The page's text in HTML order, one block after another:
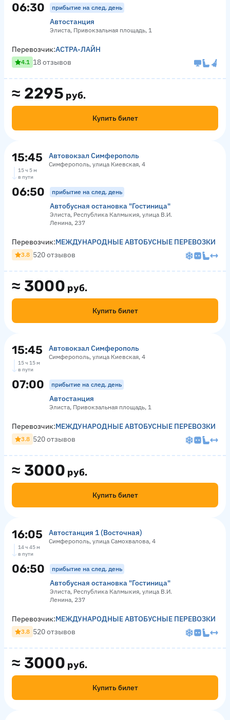
06:30 прибытие на след. день
Автостанция
Элиста, Привокзальная площадь, 1
≈ 2295 руб.
Купить билет
Перевозчик:АСТРА-ЛАЙН
4.1 18 отзывов
15:45 Автовокзал Симферополь
Симферополь, улица Киевская, 4
15 ч 5 м
в пути
06:50 прибытие на след. день
Автобусная остановка "Гостиница"
Элиста, Республика Калмыкия, улица В.И.
Ленина, 237
≈ 3000 руб.
Купить билет
Перевозчик:МЕЖДУНАРОДНЫЕ АВТОБУСНЫЕ ПЕРЕВОЗКИ
3.8 520 отзывов
15:45 Автовокзал Симферополь
Симферополь, улица Киевская, 4
15 ч 15 м
в пути
07:00 прибытие на след. день
Автостанция
Элиста, Привокзальная площадь, 1
≈ 3000 руб.
Купить билет
Перевозчик:МЕЖДУНАРОДНЫЕ АВТОБУСНЫЕ ПЕРЕВОЗКИ
3.8 520 отзывов
16:05 Автостанция 1 (Восточная)
Симферополь, улица Самохвалова, 4
14 ч 45 м
в пути
06:50 прибытие на след. день
Автобусная остановка "Гостиница"
Элиста, Республика Калмыкия, улица В.И.
Ленина, 237
≈ 3000 руб.
Купить билет
Перевозчик:МЕЖДУНАРОДНЫЕ АВТОБУСНЫЕ ПЕРЕВОЗКИ
3.8 520 отзывов